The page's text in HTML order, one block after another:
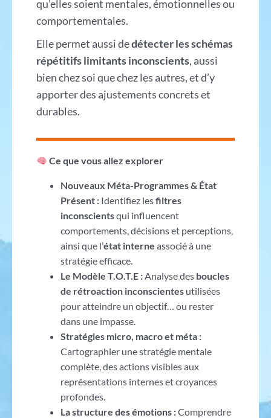
qu’elles soient mentales, émotionnelles ou
comportementales.
Elle permet aussi dedétecter les schémas
répétitifs limitants inconscients, aussi
bien chez soi que chez les autres, et d’y
apporter des ajustements concrets et
durables.
Ce que vous allez explorer
Nouveaux Méta-Programmes & État
Présent : Identifiez lesfiltres
inconscientsqui influencent
comportements, décisions et perceptions,
ainsi que l’état interne associé à une
stratégie efficace.
Le Modèle T.O.T.E :Analyse des boucles
de rétroaction inconscientesutilisées
pour atteindre un objectif… ou rester
dans une impasse.
Stratégies micro, macro et méta :
Cartographier une stratégie mentale
complète, des actions visibles aux
représentations internes et croyances
profondes.
La structure des émotions :Comprendre